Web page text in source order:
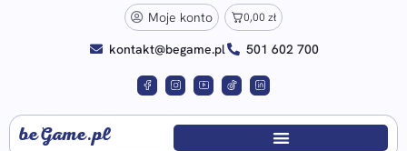
Moje konto 0,00 zł
kontakt@begame.pl 501 602 700
beGame.pl